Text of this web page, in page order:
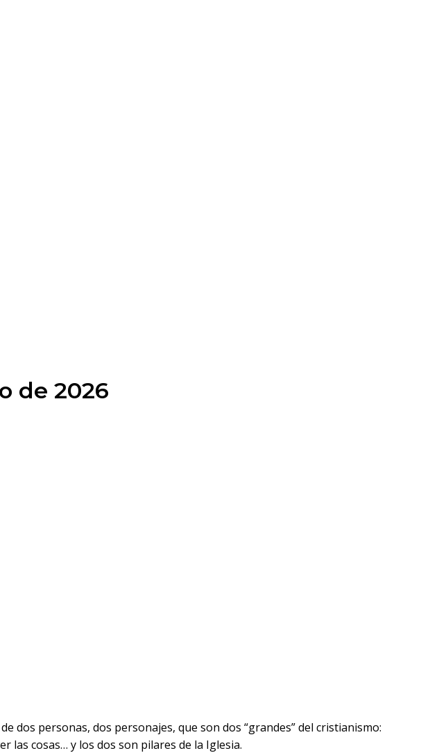
de 2026
dos personas, dos personajes, que son dos “grandes” del cristianismo:
las cosas… y los dos son pilares de la Iglesia.